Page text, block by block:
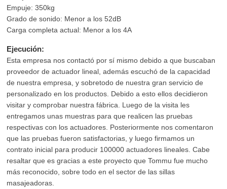
Empuje: 350kg
Grado de sonido: Menor a los 52dB
Carga completa actual: Menor a los 4A
Ejecución:
Esta empresa nos contactó por sí mismo debido a que buscaban
proveedor de actuador lineal, además escuchó de la capacidad
de nuestra empresa, y sobretodo de nuestra gran servicio de
personalizado en los productos. Debido a esto ellos decidieron
visitar y comprobar nuestra fábrica. Luego de la visita les
entregamos unas muestras para que realicen las pruebas
respectivas con los actuadores. Posteriormente nos comentaron
que las pruebas fueron satisfactorias, y luego firmamos un
contrato inicial para producir 100000 actuadores lineales. Cabe
resaltar que es gracias a este proyecto que Tommu fue mucho
más reconocido, sobre todo en el sector de las sillas
masajeadoras.